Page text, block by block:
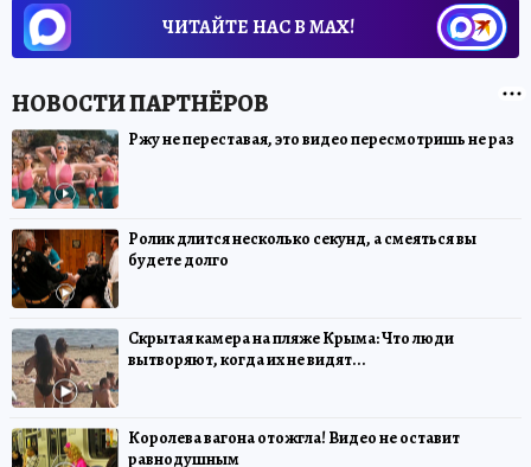
ЧИТАЙТЕ НАС В МАХ!
Ржу не переставая, это видео пересмотришь не раз
Ролик длится несколько секунд, а смеяться вы
будете долго
Скрытая камера на пляже Крыма: Что люди
вытворяют, когда их не видят...
Королева вагона отожгла! Видео не оставит
равнодушным